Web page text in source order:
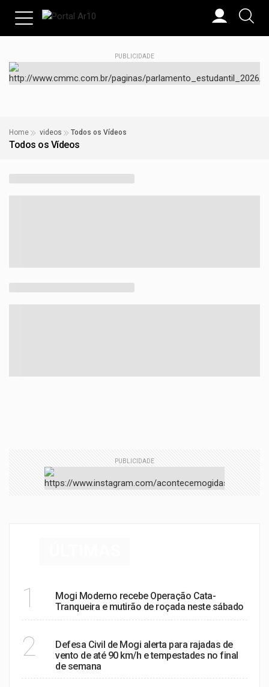
PUBLICIDADE
Home videos Todos os Vídeos
Todos os Vídeos
PUBLICIDADE
1
Mogi Moderno recebe Operação Cata-
Tranqueira e mutirão de roçada neste sábado
2
Defesa Civil de Mogi alerta para rajadas de
vento de até 90 km/h e tempestades no final
de semana